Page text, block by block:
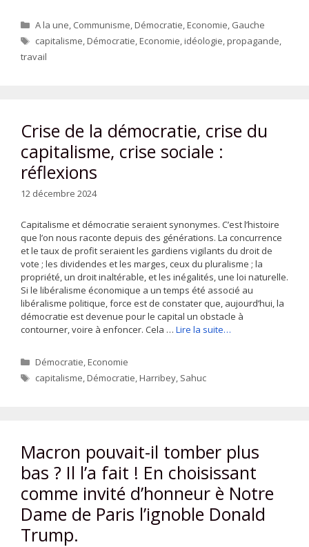
Catégories
A la une, Communisme,Démocratie,Economie, Gauche
Étiquettes
capitalisme,Démocratie,Economie,idéologie,propagande,
travail
Crise de la démocratie, crise du
capitalisme, crise sociale :
réflexions
12 décembre 2024
Capitalisme et démocratie seraient synonymes. C’est l’histoire
que l’on nous raconte depuis des générations. La concurrence
et le taux de profit seraient les gardiens vigilants du droit de
vote ; les dividendes et les marges, ceux du pluralisme ; la
propriété, un droit inaltérable, et les inégalités, une loi naturelle.
Si le libéralisme économique a un temps été associé au
libéralisme politique, force est de constater que, aujourd’hui, la
démocratie est devenue pour le capital un obstacle à
contourner, voire à enfoncer. Cela … Lire la suite…
Catégories
Démocratie,Economie
Étiquettes
capitalisme,Démocratie,Harribey, Sahuc
Macron pouvait-il tomber plus
bas ? Il l’a fait ! En choisissant
comme invité d’honneur è Notre
Dame de Paris l’ignoble Donald
Trump.